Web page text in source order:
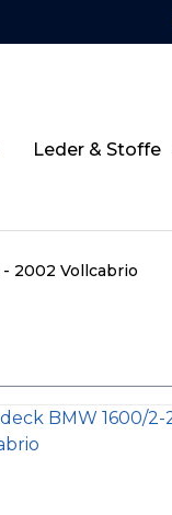
Leder & Stoffe
2002 Vollcabrio